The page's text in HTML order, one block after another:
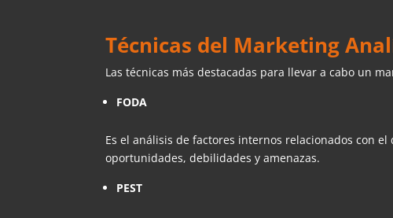
Técnicas del Marketing
Las técnicas más destacadas para llevar a cabo un
FODA
Es el análisis de factores internos relacionados con
oportunidades, debilidades y amenazas.
PEST